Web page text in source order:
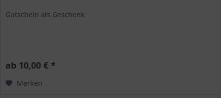
Gutschein als Geschenk
ab 10,00 € *
Merken